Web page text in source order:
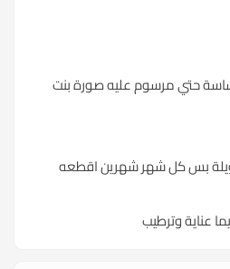
حتي مرسوم عليه صورة بنت
بس كل شهر شهرين اقطعه
عناية وترطيب